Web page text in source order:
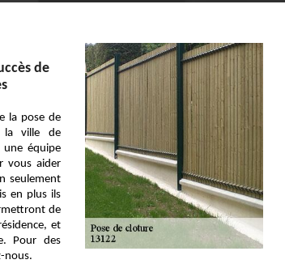
de
la pose de
la ville de
une équipe
vous aider
seulement
en plus ils
de
et
Pour des
nous.